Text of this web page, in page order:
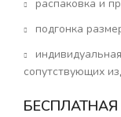
распаковка и
подгонка
сопутствующих